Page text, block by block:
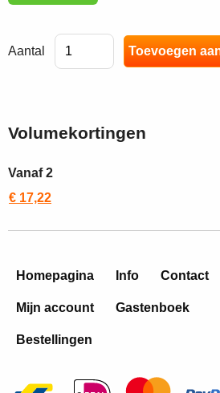
Aantal
Volumekortingen
Vanaf 2
€ 17,22
Homepagina Info Contact
Mijn account Gastenboek
Bestellingen